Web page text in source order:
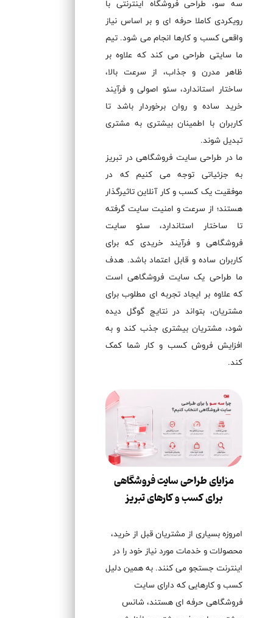
سه سو، طراحی فروشگاه اینترنتی با
رویکردی کاملا حرفه ای و بر اساس نیاز
واقعی کسب و کارها انجام می شود. تیم
ما سایتی طراحی می کند که علاوه بر
ظاهر مدرن و جذاب، از سرعت بالا،
ساختار استاندارد، سئو اصولی و فرآیند
خرید ساده و روان برخوردار باشد تا
کاربران با اطمینان بیشتری به مشتری
تبدیل شوند.
ما در طراحی سایت فروشگاهی در تبریز
به جزئیاتی توجه می کنیم که در
موفقیت یک کسب و کار آنلاین تاثیرگذار
هستند؛ از سرعت و امنیت سایت گرفته
تا ساختار استاندارد، سئو سایت
فروشگاهی و فرآیند خریدی که برای
کاربران ساده و قابل اعتماد باشد. هدف
ما طراحی یک سایت فروشگاهی است
که علاوه بر ایجاد تجربه ای مطلوب برای
مشتریان، بتواند در نتایج گوگل دیده
شود، مشتریان بیشتری جذب کند و به
افزایش فروش کسب و کار شما کمک
کند.
مزایای طراحی سایت فروشگاهی
برای کسب و کارهای تبریز
امروزه بسیاری از مشتریان قبل از خرید،
محصولات و خدمات مورد نیاز خود را در
اینترنت جستجو می کنند. به همین دلیل
کسب و کارهایی که دارای سایت
فروشگاهی حرفه ای هستند، شانس